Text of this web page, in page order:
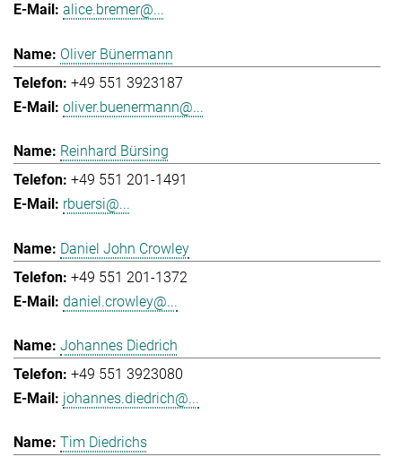
alice.bremer@...
Oliver Bünermann
+49 551 3923187
oliver.buenermann@...
Reinhard Bürsing
+49 551 201-1491
rbuersi@...
Daniel John Crowley
+49 551 201-1372
daniel.crowley@...
Johannes Diedrich
+49 551 3923080
johannes.diedrich@...
Tim Diedrichs